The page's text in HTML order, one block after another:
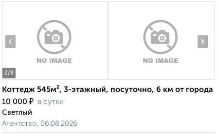
2/8
‹ ›
Коттедж 545м², 3-этажный, посуточно, 6 км от города
10 000 ₽ в сутки
Светлый
Агентство, 06.08.2026